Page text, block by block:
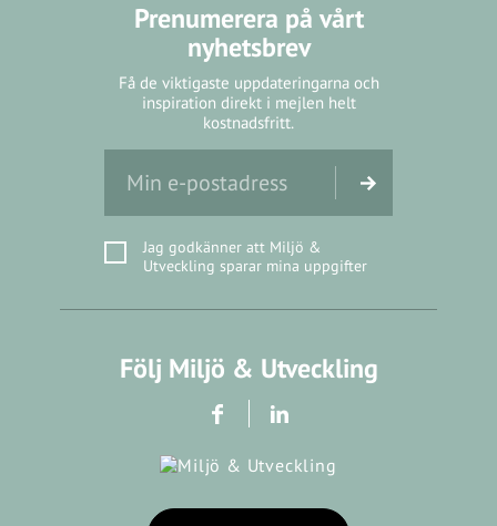
Prenumerera på vårt
nyhetsbrev
Få de viktigaste uppdateringarna och
inspiration direkt i mejlen helt
kostnadsfritt.
Jag godkänner att Miljö &
Utveckling sparar mina uppgifter
Följ Miljö & Utveckling